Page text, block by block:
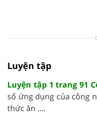
Luyện tập
Luyện tập 1 trang 91
số ứng dụng của công
thức ăn ....